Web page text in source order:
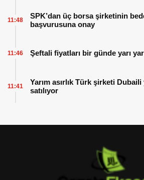
SPK’dan üç borsa şirketinin
başvurusuna onay
11:48
Şeftali fiyatları bir günde yarı
11:46
Yarım asırlık Türk şirketi Dubaili
satılıyor
11:41